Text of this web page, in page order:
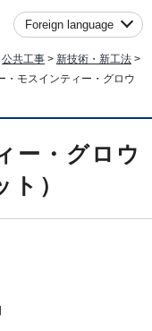
Foreign language
公共工事 > 新技術・新工法 >
・モスインティー・グロウ
ー・グロウ
ト）